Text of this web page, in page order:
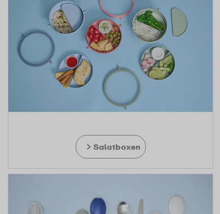
Salatboxen